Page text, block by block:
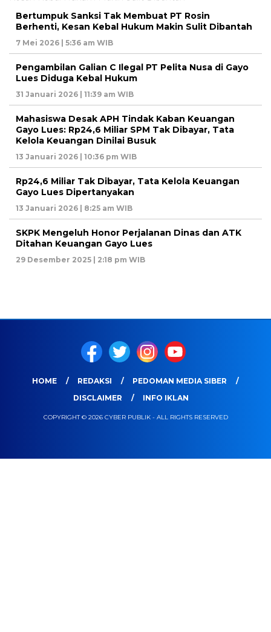
Bertumpuk Sanksi Tak Membuat PT Rosin
Berhenti, Kesan Kebal Hukum Makin Sulit Dibantah
7 Mei 2026 | 5:36 am WIB
Pengambilan Galian C Ilegal PT Pelita Nusa di Gayo
Lues Diduga Kebal Hukum
31 Januari 2026 | 11:39 am WIB
Mahasiswa Desak APH Tindak Kaban Keuangan
Gayo Lues: Rp24,6 Miliar SPM Tak Dibayar, Tata
Kelola Keuangan Dinilai Busuk
13 Januari 2026 | 10:36 pm WIB
Rp24,6 Miliar Tak Dibayar, Tata Kelola Keuangan
Gayo Lues Dipertanyakan
13 Januari 2026 | 8:25 am WIB
SKPK Mengeluh Honor Perjalanan Dinas dan ATK
Ditahan Keuangan Gayo Lues
29 Desember 2025 | 2:18 pm WIB
HOME REDAKSI
PEDOMAN MEDIA SIBER
DISCLAIMER
INFO IKLAN
COPYRIGHT © 2026 CYBER PUBLIK - ALL RIGHTS RESERVED